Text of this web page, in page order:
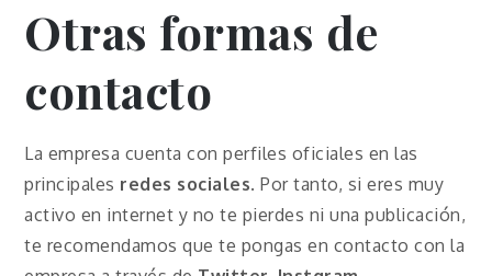
Otras formas de
contacto
La empresa cuenta con perfiles oficiales en las
principales redes sociales. Por tanto, si eres muy
activo en internet y no te pierdes ni una publicación,
te recomendamos que te pongas en contacto con la